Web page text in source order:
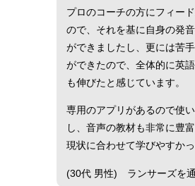
プロのコーチの方にフィー
ので、それを基に自身の発
ができましたし、更には苦
ができたので、全体的に英
も伸びたと感じています。
専用のアプリがあるので使
し、音声の教材も非常に豊
現状に合わせて学びやすかっ
(30代 男性) ランサーズを